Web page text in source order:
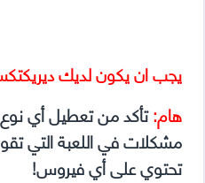
يجب ان يكون لديك
هام:تأكد من تعطيل أي
تحتوي على أي فيروس!